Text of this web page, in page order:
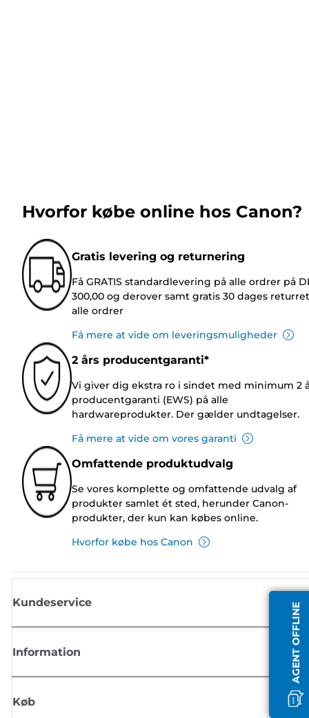
AGENT OFFLINE
Hvorfor købe online hos Canon?
Gratis levering og returnering
Få GRATIS standardlevering på alle ordrer på
300,00 og derover samt gratis 30 dages
alle ordrer
Få mere at vide om leveringsmuligheder
2 års producentgaranti*
Vi giver dig ekstra ro i sindet med minimum 2
producentgaranti (EWS) på alle
hardwareprodukter. Der gælder undtagelser.
Få mere at vide om vores garanti
Omfattende produktudvalg
Se vores komplette og omfattende udvalg af
produkter samlet ét sted, herunder Canon-
produkter, der kun kan købes online.
Hvorfor købe hos Canon
Kundeservice
Information
Køb